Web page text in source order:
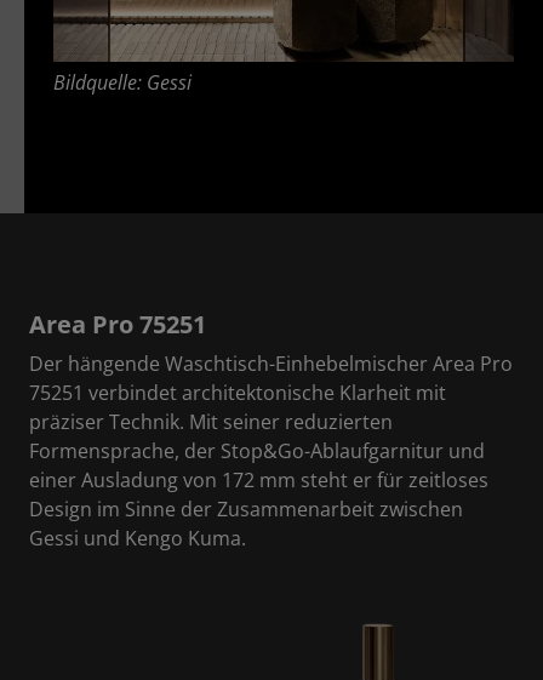
Bildquelle: Gessi
Area Pro 75251
Der hängende Waschtisch-Einhebelmischer Area Pro
75251 verbindet architektonische Klarheit mit
präziser Technik. Mit seiner reduzierten
Formensprache, der Stop&Go-Ablaufgarnitur und
einer Ausladung von 172 mm steht er für zeitloses
Design im Sinne der Zusammenarbeit zwischen
Gessi und Kengo Kuma.